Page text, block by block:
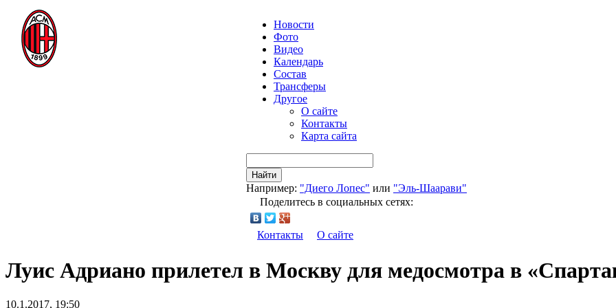
Новости
Фото
Видео
Календарь
Состав
Трансферы
Другое
О сайте
Контакты
Карта сайта
Найти
Например: "Диего Лопес" или "Эль-Шаарави"
Поделитесь в социальных сетях:
Контакты О сайте
Луис Адриано прилетел в Москву для медосмотра в
10.1.2017, 19:50